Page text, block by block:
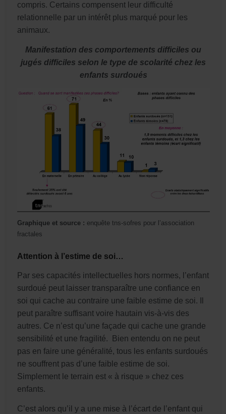
compris. Certains compensent leur difficulté
relationnelle par un intérêt plus marqué pour les
animaux.
Manifestation des comportements difficiles ou
jugés difficiles selon le type de scolarité chez les
enfants surdoués
Graphique et source : enquête tns-sofres pour l’association
fractales
Attention à l’estime de soi…
Par ses capacités intellectuelles hors normes, l’enfant
surdoué peut laisser transparaître une confiance en
soi qui cache au contraire une faible estime de soi. Il
peut paraître suffisant voire hautain vis-à-vis des
autres. Ce n’est qu’une façade qui cache une grande
sensibilité et une fragilité. Bien entendu on ne peut
pas en faire une généralité, tous les enfants surdoués
ne souffrent pas d’une faible estime de soi.
Simplement le terrain est « à risque » chez ces
enfants.
C’est alors qu’il y a une mise à l’écart de l’enfant qui